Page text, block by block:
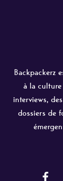
Backpackerz
à la
interviews,
dossiers de